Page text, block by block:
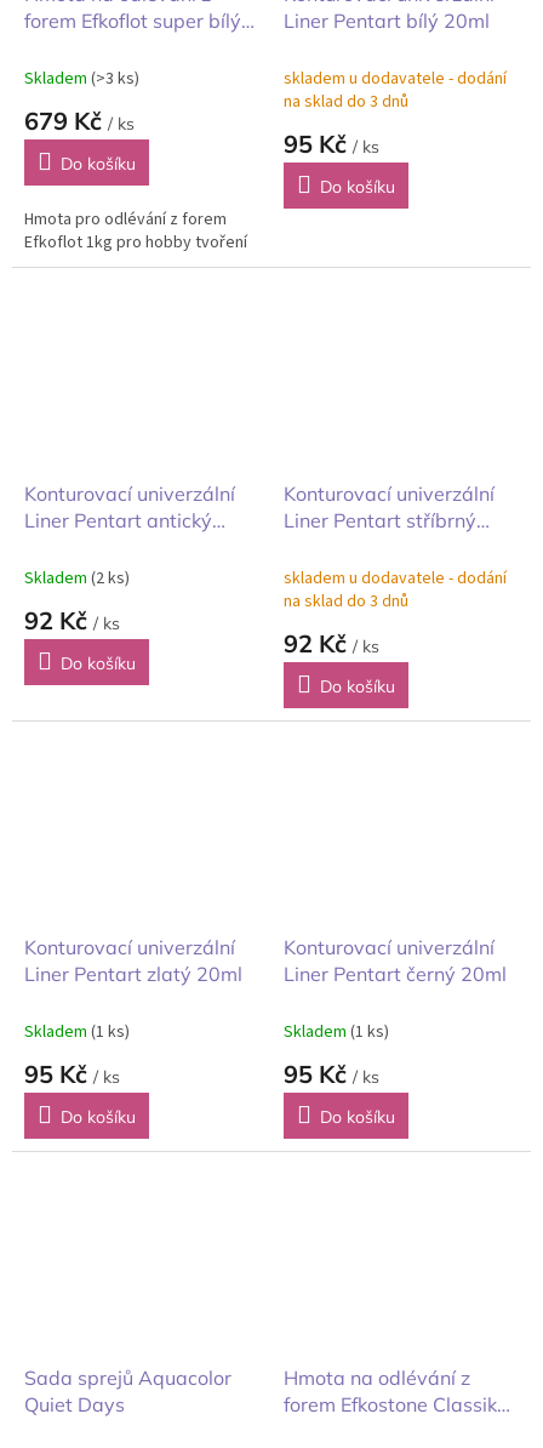
forem Efkoflot super bílý
Skladem (>3 ks)
679 Kč / ks
Do košíku
Hmota pro odlévání z forem
Efkoflot 1kg pro hobby tvoření
Liner Pentart bílý 20ml
skladem u dodavatele - dodání
na sklad do 3 dnů
95 Kč / ks
Do košíku
Konturovací univerzální
Liner Pentart antický
Skladem (2 ks)
92 Kč / ks
Do košíku
Konturovací univerzální
Liner Pentart stříbrný
skladem u dodavatele - dodání
na sklad do 3 dnů
92 Kč / ks
Do košíku
Konturovací univerzální
Liner Pentart zlatý 20ml
Skladem (1 ks)
95 Kč / ks
Do košíku
Konturovací univerzální
Liner Pentart černý 20ml
Skladem (1 ks)
95 Kč / ks
Do košíku
Sada sprejů Aquacolor
Quiet Days
Hmota na odlévání z
forem Efkostone Classik